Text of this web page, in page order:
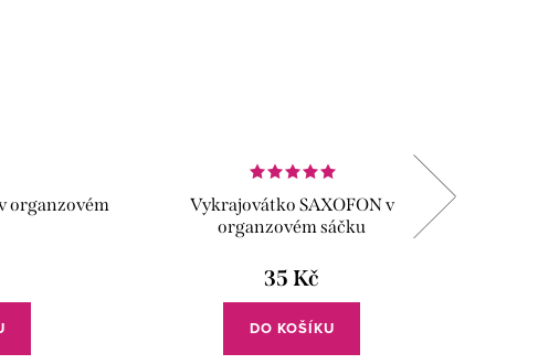
organzovém
Vykrajovátko SAXOFON v
organzovém sáčku
35 Kč
DO KOŠÍKU